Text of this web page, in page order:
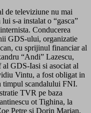
de televiziune nu mai
s-a instalat o “gasca”
Conducerea
GDS-ului, organizatie
cu sprijinul financiar al
“Andi” Lazescu,
GDS-Iasi si asociat al
Vintu, a fost obligat in
timpul scandalului FNI.
TVR pe baza
ot Tighina, la
Petre si Dorin Marian,